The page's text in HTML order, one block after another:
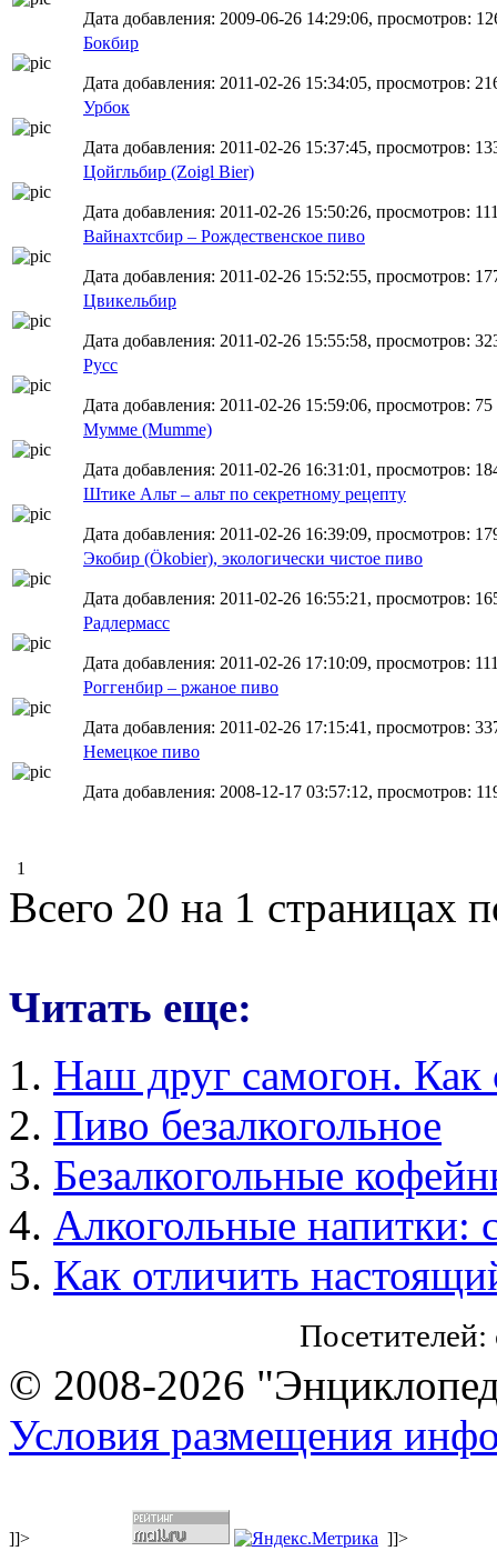
Дата добавления: 2009-06-26 14:29:06, просмотров:
Бокбир
Дата добавления: 2011-02-26 15:34:05, просмотров:
Урбок
Дата добавления: 2011-02-26 15:37:45, просмотров:
Цойгльбир (Zoigl Bier)
Дата добавления: 2011-02-26 15:50:26, просмотров:
Вайнахтсбир – Рождественское пиво
Дата добавления: 2011-02-26 15:52:55, просмотров:
Цвикельбир
Дата добавления: 2011-02-26 15:55:58, просмотров:
Русс
Дата добавления: 2011-02-26 15:59:06, просмотров: 75
Мумме (Mumme)
Дата добавления: 2011-02-26 16:31:01, просмотров:
Штике Альт – альт по секретному рецепту
Дата добавления: 2011-02-26 16:39:09, просмотров:
Экобир (Ökobier), экологически чистое пиво
Дата добавления: 2011-02-26 16:55:21, просмотров:
Радлермасс
Дата добавления: 2011-02-26 17:10:09, просмотров:
Роггенбир – ржаное пиво
Дата добавления: 2011-02-26 17:15:41, просмотров:
Немецкое пиво
Дата добавления: 2008-12-17 03:57:12, просмотров:
1
Всего 20 на 1 страницах
Читать еще:
Наш друг самогон. Как
Пиво безалкогольное
Безалкогольные
Алкогольные напитки:
Как отличить
Посетителей:
© 2008-2026
Условия размещения
]]> ]]>